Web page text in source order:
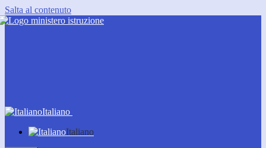
Salta al contenuto
Italiano
Italiano